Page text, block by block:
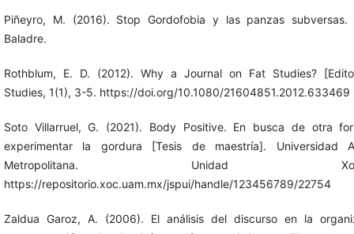
Piñeyro, M. (2016). Stop Gordofobia y las panzas subversas.
Baladre.
Rothblum, E. D. (2012). Why a Journal on Fat Studies?
Studies, 1(1), 3-5. https://doi.org/10.1080/21604851.2012.633469
Soto Villarruel, G. (2021). Body Positive. En busca de otra
experimentar la gordura [Tesis de maestría]. Universidad
Metropolitana. Unidad
https://repositorio.xoc.uam.mx/jspui/handle/123456789/22754
Zaldua Garoz, A. (2006). El análisis del discurso en la